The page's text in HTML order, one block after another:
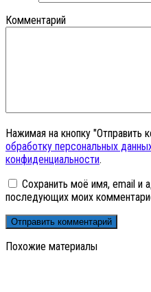
Комментарий
Нажимая на кнопку "Отправить
обработку персональных
конфиденциальности.
Сохранить моё имя, email и
последующих моих
Похожие материалы